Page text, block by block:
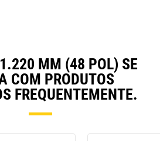
MM (48 POL) SE
COM PRODUTOS
FREQUENTEMENTE.